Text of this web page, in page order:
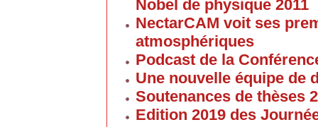
Nobel de physique 2011
NectarCAM voit ses
atmosphériques
Podcast de la
Une nouvelle équipe de
Soutenances de thèses
Edition 2019 des